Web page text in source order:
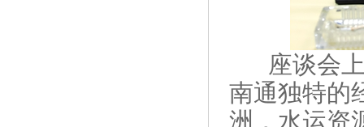
座谈会上
南通独特的
洲，水运资